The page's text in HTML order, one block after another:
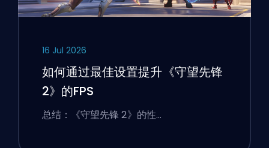
16 Jul 2026
如何通过最佳设置提升《守望先锋
2》的FPS
总结：《守望先锋 2》的性…